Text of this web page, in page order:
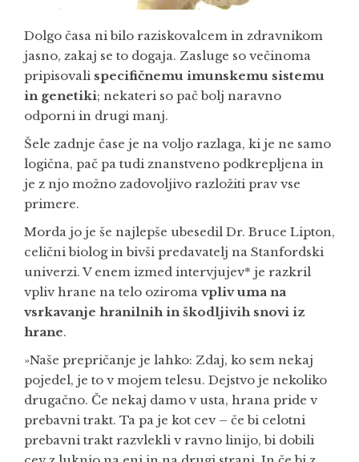
Dolgo časa ni bilo raziskovalcem in zdravnikom
jasno, zakaj se to dogaja. Zasluge so večinoma
pripisovali specifičnemu imunskemu sistemu
in genetiki; nekateri so pač bolj naravno
odporni in drugi manj.
Šele zadnje čase je na voljo razlaga, ki je ne samo
logična, pač pa tudi znanstveno podkrepljena in
je z njo možno zadovoljivo razložiti prav vse
primere.
Morda jo je še najlepše ubesedil Dr. Bruce Lipton,
celični biolog in bivši predavatelj na Stanfordski
univerzi. V enem izmed intervjujev* je razkril
vpliv hrane na telo oziroma vpliv uma na
vsrkavanje hranilnih in škodljivih snovi iz
hrane.
»Naše prepričanje je lahko: Zdaj, ko sem nekaj
pojedel, je to v mojem telesu. Dejstvo je nekoliko
drugačno. Če nekaj damo v usta, hrana pride v
prebavni trakt. Ta pa je kot cev – če bi celotni
prebavni trakt razvlekli v ravno linijo, bi dobili